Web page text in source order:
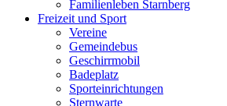
Familienleben Starnberg
Freizeit und Sport
Vereine
Gemeindebus
Geschirrmobil
Badeplatz
Sporteinrichtungen
Sternwarte